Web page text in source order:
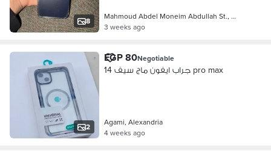
8
Mahmoud Abdel Moneim Abdullah St., …
3 weeks ago
2
EGP 80Negotiable
جراب ايفون ماج سيف 14 pro max
Agami, Alexandria
4 weeks ago